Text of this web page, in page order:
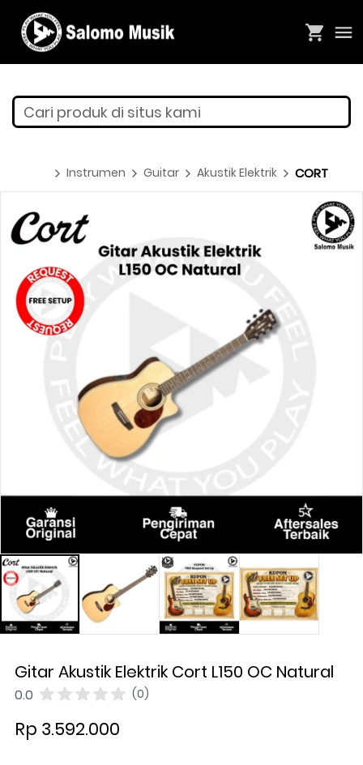
Cari produk di situs kami
Instrumen Guitar Akustik Elektrik CORT
Gitar Akustik Elektrik Cort L150 OC Natural
0.0 (0)
Rp 3.592.000